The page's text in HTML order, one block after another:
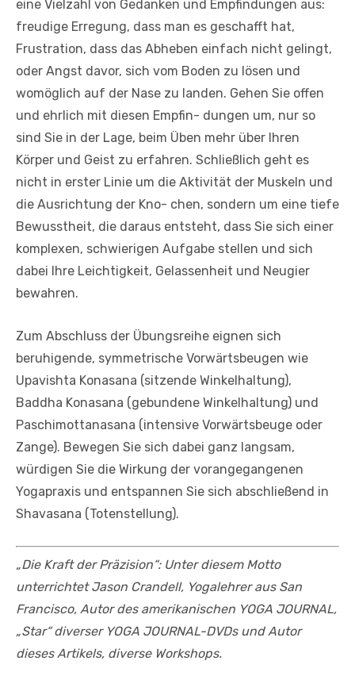
eine Vielzahl von Gedanken und Empfindungen aus:
freudige Erregung, dass man es geschafft hat,
Frustration, dass das Abheben einfach nicht gelingt,
oder Angst davor, sich vom Boden zu lösen und
womöglich auf der Nase zu landen. Gehen Sie offen
und ehrlich mit diesen Empfin- dungen um, nur so
sind Sie in der Lage, beim Üben mehr über Ihren
Körper und Geist zu erfahren. Schließlich geht es
nicht in erster Linie um die Aktivität der Muskeln und
die Ausrichtung der Kno- chen, sondern um eine tiefe
Bewusstheit, die daraus entsteht, dass Sie sich einer
komplexen, schwierigen Aufgabe stellen und sich
dabei Ihre Leichtigkeit, Gelassenheit und Neugier
bewahren.
Zum Abschluss der Übungsreihe eignen sich
beruhigende, symmetrische Vorwärtsbeugen wie
Upavishta Konasana (sitzende Winkelhaltung),
Baddha Konasana (gebundene Winkelhaltung) und
Paschimottanasana (intensive Vorwärtsbeuge oder
Zange). Bewegen Sie sich dabei ganz langsam,
würdigen Sie die Wirkung der vorangegangenen
Yogapraxis und entspannen Sie sich abschließend in
Shavasana (Totenstellung).
„Die Kraft der Präzision“: Unter diesem Motto
unterrichtet Jason Crandell, Yogalehrer aus San
Francisco, Autor des amerikanischen YOGA JOURNAL,
„Star“ diverser YOGA JOURNAL-DVDs und Autor
dieses Artikels, diverse Workshops.